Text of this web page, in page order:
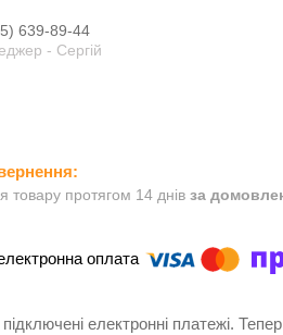
639-89-44
- Сергій
товару протягом 14 днів за
підключені електронні платежі.